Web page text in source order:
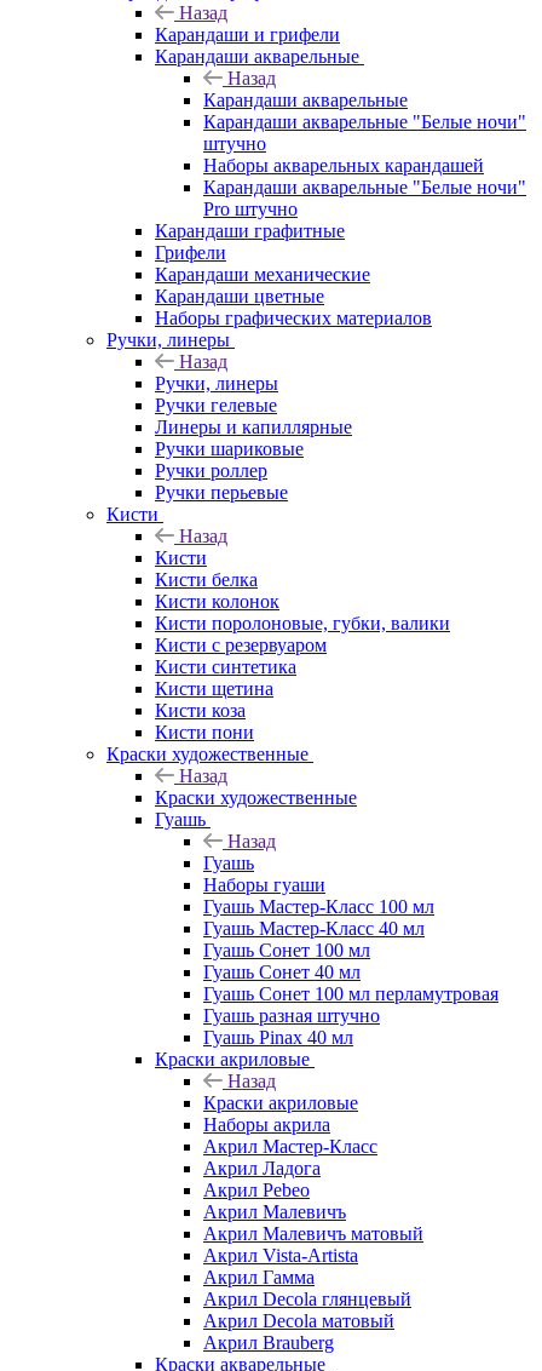
Назад
Карандаши и грифели
Карандаши акварельные
Назад
Карандаши акварельные
Карандаши акварельные "Белые ночи"
штучно
Наборы акварельных карандашей
Карандаши акварельные "Белые ночи"
Pro штучно
Карандаши графитные
Грифели
Карандаши механические
Карандаши цветные
Наборы графических материалов
Ручки, линеры
Назад
Ручки, линеры
Ручки гелевые
Линеры и капиллярные
Ручки шариковые
Ручки роллер
Ручки перьевые
Кисти
Назад
Кисти
Кисти белка
Кисти колонок
Кисти поролоновые, губки, валики
Кисти с резервуаром
Кисти синтетика
Кисти щетина
Кисти коза
Кисти пони
Краски художественные
Назад
Краски художественные
Гуашь
Назад
Гуашь
Наборы гуаши
Гуашь Мастер-Класс 100 мл
Гуашь Мастер-Класс 40 мл
Гуашь Сонет 100 мл
Гуашь Сонет 40 мл
Гуашь Сонет 100 мл перламутровая
Гуашь разная штучно
Гуашь Pinax 40 мл
Краски акриловые
Назад
Краски акриловые
Наборы акрила
Акрил Мастер-Класс
Акрил Ладога
Акрил Pebeo
Акрил Малевичъ
Акрил Малевичъ матовый
Акрил Vista-Artista
Акрил Гамма
Акрил Decola глянцевый
Акрил Decola матовый
Акрил Brauberg
Краски акварельные